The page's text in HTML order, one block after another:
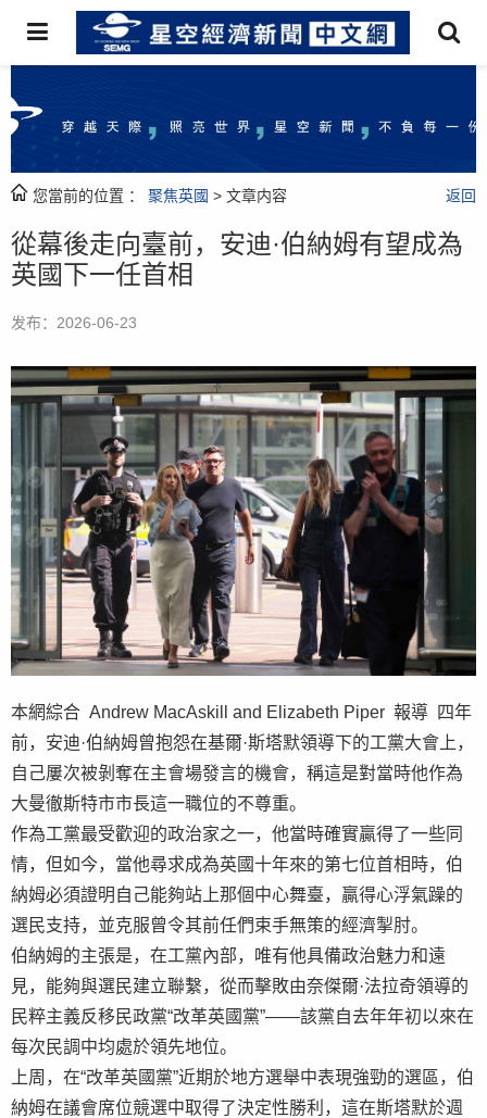
您當前的位置 ： 聚焦英國 > 文章内容 返回
從幕後走向臺前，安迪·伯納姆有望成為
英國下一任首相
发布：2026-06-23
本網綜合 Andrew MacAskill and Elizabeth Piper 報導 四年
前，安迪·伯納姆曾抱怨在基爾·斯塔默領導下的工黨大會上，
自己屢次被剝奪在主會場發言的機會，稱這是對當時他作為
大曼徹斯特市市長這一職位的不尊重。
作為工黨最受歡迎的政治家之一，他當時確實贏得了一些同
情，但如今，當他尋求成為英國十年來的第七位首相時，伯
納姆必須證明自己能夠站上那個中心舞臺，贏得心浮氣躁的
選民支持，並克服曾令其前任們束手無策的經濟掣肘。
伯納姆的主張是，在工黨內部，唯有他具備政治魅力和遠
見，能夠與選民建立聯繫，從而擊敗由奈傑爾·法拉奇領導的
民粹主義反移民政黨“改革英國黨”——該黨自去年年初以來在
每次民調中均處於領先地位。
上周，在“改革英國黨”近期於地方選舉中表現強勁的選區，伯
納姆在議會席位競選中取得了決定性勝利，這在斯塔默於週